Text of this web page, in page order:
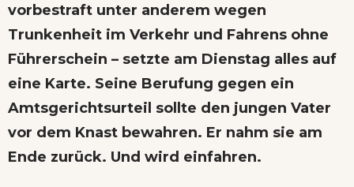
vorbestraft unter anderem wegen
Trunkenheit im Verkehr und Fahrens ohne
Führerschein – setzte am Dienstag alles auf
eine Karte. Seine Berufung gegen ein
Amtsgerichtsurteil sollte den jungen Vater
vor dem Knast bewahren. Er nahm sie am
Ende zurück. Und wird einfahren.